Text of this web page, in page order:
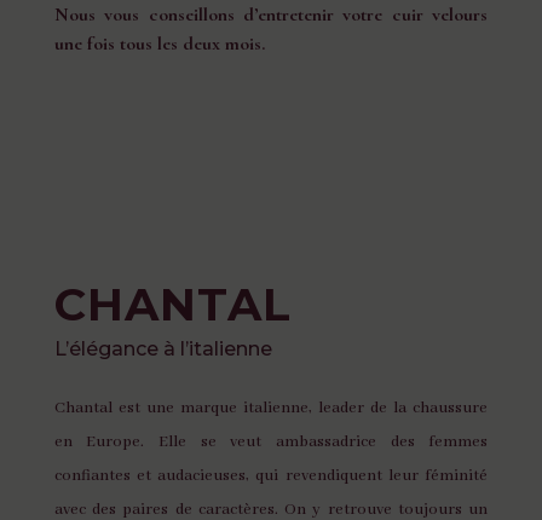
Nous vous conseillons d’entretenir votre cuir velours
une fois tous les deux mois.
CHANTAL
L’élégance à l’italienne
Chantal est une marque italienne, leader de la chaussure
en Europe. Elle se veut ambassadrice des femmes
confiantes et audacieuses, qui revendiquent leur féminité
avec des paires de caractères. On y retrouve toujours un